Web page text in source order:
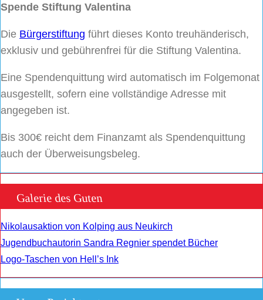
Spende Stiftung Valentina
Die Bürgerstiftung führt dieses Konto treuhänderisch,
exklusiv und gebührenfrei für die Stiftung Valentina.
Eine Spendenquittung wird automatisch im Folgemonat
ausgestellt, sofern eine vollständige Adresse mit
angegeben ist.
Bis 300€ reicht dem Finanzamt als Spendenquittung
auch der Überweisungsbeleg.
Galerie des Guten
Nikolausaktion von Kolping aus Neukirch
Jugendbuchautorin Sandra Regnier spendet Bücher
Logo-Taschen von Hell’s Ink